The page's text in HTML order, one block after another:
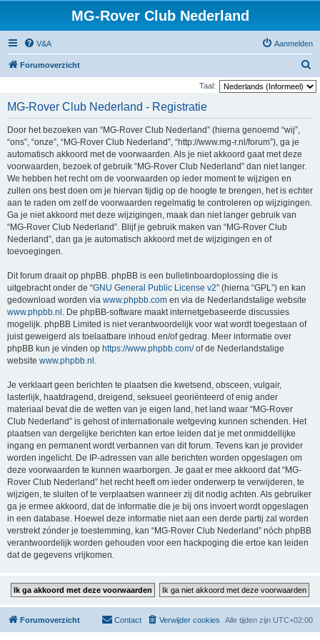
MG-Rover Club Nederland
V&A Aanmelden
Forumoverzicht
o
Taal:
MG-Rover Club Nederland - Registratie
Door het bezoeken van “MG-Rover Club Nederland” (hierna genoemd “wij”,
“ons”, “onze”, “MG-Rover Club Nederland”, “http://www.mg-r.nl/forum”), ga je
automatisch akkoord met de voorwaarden. Als je niet akkoord gaat met deze
voorwaarden, bezoek of gebruik “MG-Rover Club Nederland” dan niet langer.
We hebben het recht om de voorwaarden op ieder moment te wijzigen en
zullen ons best doen om je hiervan tijdig op de hoogte te brengen, het is echter
aan te raden om zelf de voorwaarden regelmatig te controleren op wijzigingen.
Ga je niet akkoord met deze wijzigingen, maak dan niet langer gebruik van
“MG-Rover Club Nederland”. Blijf je gebruik maken van “MG-Rover Club
Nederland”, dan ga je automatisch akkoord met de wijzigingen en of
toevoegingen.
Dit forum draait op phpBB. phpBB is een bulletinboardoplossing die is
uitgebracht onder de “GNU General Public License v2” (hierna “GPL”) en kan
gedownload worden via www.phpbb.com en via de Nederlandstalige website
www.phpbb.nl . De phpBB-software maakt internetgebaseerde discussies
mogelijk. phpBB Limited is niet verantwoordelijk voor wat wordt toegestaan of
juist geweigerd als toelaatbare inhoud en/of gedrag. Meer informatie over
phpBB kun je vinden op https://www.phpbb.com/of de Nederlandstalige
website www.phpbb.nl .
Je verklaart geen berichten te plaatsen die kwetsend, obsceen, vulgair,
lasterlijk, haatdragend, dreigend, seksueel georiënteerd of enig ander
materiaal bevat die de wetten van je eigen land, het land waar “MG-Rover
Club Nederland” is gehost of internationale wetgeving kunnen schenden. Het
plaatsen van dergelijke berichten kan ertoe leiden dat je met onmiddellijke
ingang en permanent wordt verbannen van dit forum. Tevens kan je provider
worden ingelicht. De IP-adressen van alle berichten worden opgeslagen om
deze voorwaarden te kunnen waarborgen. Je gaat er mee akkoord dat “MG-
Rover Club Nederland” het recht heeft om ieder onderwerp te verwijderen, te
wijzigen, te sluiten of te verplaatsen wanneer zij dit nodig achten. Als gebruiker
ga je ermee akkoord, dat de informatie die je bij ons invoert wordt opgeslagen
in een database. Hoewel deze informatie niet aan een derde partij zal worden
verstrekt zónder je toestemming, kan “MG-Rover Club Nederland” nóch phpBB
verantwoordelijk worden gehouden voor een hackpoging die ertoe kan leiden
dat de gegevens vrijkomen.
Forumoverzicht Alle tijden zijn UTC+02:00
Verwijder cookies
Contact